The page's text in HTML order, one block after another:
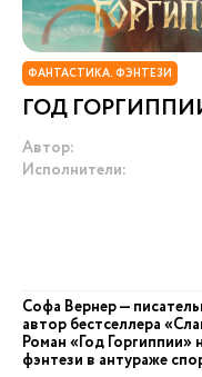
ФАНТАСТИКА. ФЭНТЕЗИ
ГОД
Автор:
Исполнители:
Софа Вернер —
автор бестселлера
Роман «Год Горгиппии»
фэнтези в антураже